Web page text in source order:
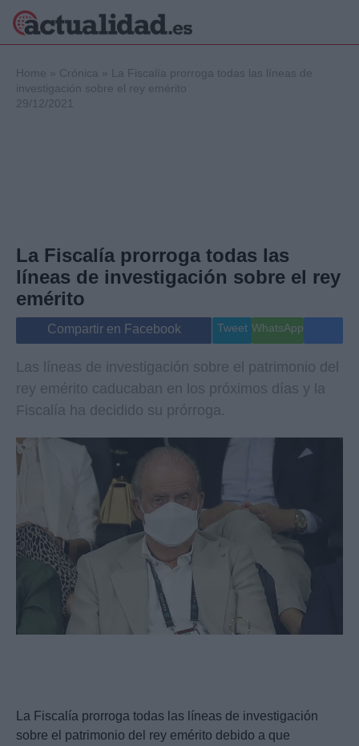
Internacional
Viajes
Gente
Musica
Home » Crónica »
La Fiscalía prorroga todas las líneas de
investigación sobre el rey emérito
29/12/2021
La Fiscalía prorroga todas las
líneas de investigación sobre el rey
emérito
Compartir en Facebook Tweet WhatsApp
Las líneas de investigación sobre el patrimonio del
rey emérito caducaban en los próximos días y la
Fiscalía ha decidido su prórroga.
La Fiscalía prorroga todas las líneas de investigación
sobre el patrimonio del rey emérito debido a que